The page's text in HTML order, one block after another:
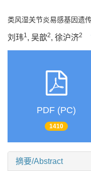
类风湿关节炎易感基因遗
刘玮1, 吴歆2, 徐沪济2
PDF (PC)
1410
摘要/Abstract